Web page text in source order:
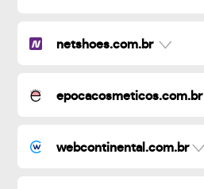
netshoes.com.br
epocacosmeticos.com.br
webcontinental.com.br